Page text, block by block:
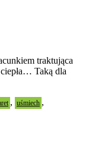
traktująca
Taką dla
, uśmiech ,